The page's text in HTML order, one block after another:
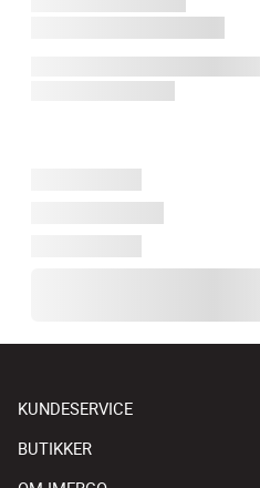
KUNDESERVICE
BUTIKKER